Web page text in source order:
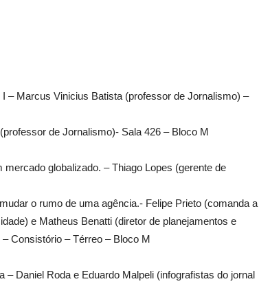
– Marcus Vinicius Batista (professor de Jornalismo) –
de Jornalismo)- Sala 426 – Bloco M
globalizado. – Thiago Lopes (gerente de
o rumo de uma agência.- Felipe Prieto (comanda a
e Matheus Benatti (diretor de planejamentos e
Consistório – Térreo – Bloco M
– Daniel Roda e Eduardo Malpeli (infografistas do jornal